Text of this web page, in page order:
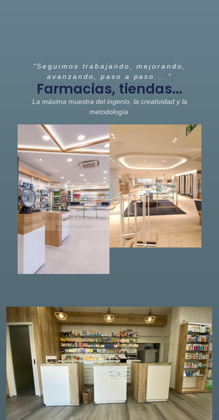
"Seguimos trabajando, mejorando,
avanzando, paso a paso... "
Farmacias, tiendas...
La máxima muestra del ingenio, la creatividad y la
metodología.